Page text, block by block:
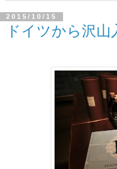
2015/10/15
ドイツから沢山